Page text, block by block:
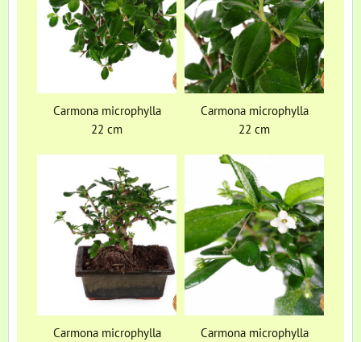
Carmona microphylla
22 cm
Carmona microphylla
22 cm
Carmona microphylla
Carmona microphylla